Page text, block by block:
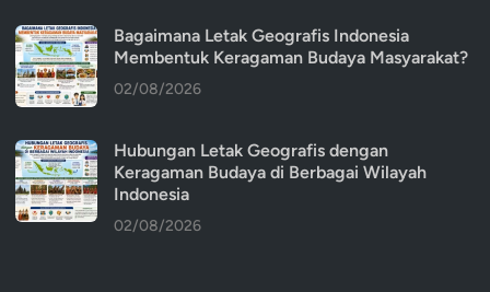
Bagaimana Letak Geografis Indonesia
Membentuk Keragaman Budaya Masyarakat?
02/08/2026
Hubungan Letak Geografis dengan
Keragaman Budaya di Berbagai Wilayah
Indonesia
02/08/2026